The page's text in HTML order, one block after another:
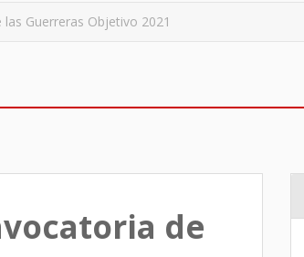
Guerreras Objetivo 2021
de